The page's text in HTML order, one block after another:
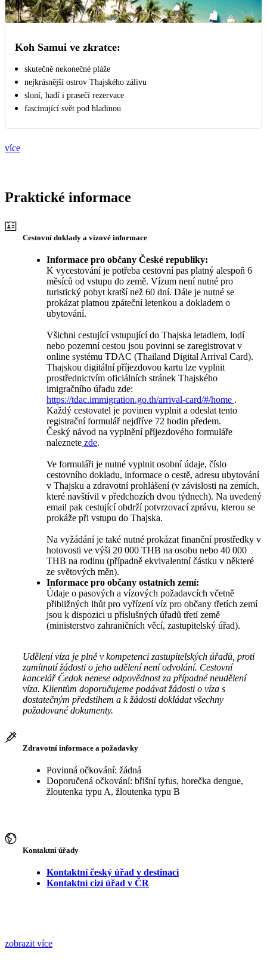
Koh Samui ve zkratce:
skutečně nekonečné pláže
nejkrásnější ostrov Thajského zálivu
sloní, hadí i prasečí rezervace
fascinující svět pod hladinou
více
Praktické informace
Cestovní doklady a vízové informace
Informace pro občany České republiky:
K vycestování je potřeba cestovní pas platný alespoň 6
měsíců od vstupu do země. Vízum není nutné pro
turistický pobyt kratší než 60 dní. Dále je nutné se
prokázat platnou zpáteční letenkou a dokladem o
ubytování.
Všichni cestující vstupující do Thajska letadlem, lodí
nebo pozemní cestou jsou povinni se zaregistrovat v
online systému TDAC (Thailand Digital Arrival Card).
Thajskou digitální příjezdovou kartu lze vyplnit
prostřednictvím oficiálních stránek Thajského
imigračního úřadu zde:
https://tdac.immigration.go.th/arrival-card/#/home .
Každý cestovatel je povinen vyplnit a odeslat tento
registrační formulář nejdříve 72 hodin předem.
Český návod na vyplnění příjezdového formuláře
naleznete zde.
Ve formuláři je nutné vyplnit osobní údaje, číslo
cestovního dokladu, informace o cestě, adresu ubytování
v Thajsku a zdravotní prohlášení (v závislosti na zemích,
které navštívil v předchozích dvou týdnech). Na uvedený
email pak cestující obdrží potvrzovací zprávu, kterou se
prokáže při vstupu do Thajska.
Na vyžádání je také nutné prokázat finanční prostředky v
hotovosti ve výši 20 000 THB na osobu nebo 40 000
THB na rodinu (případně ekvivalentní částku v některé
ze světových měn).
Informace pro občany ostatních zemí:
Údaje o pasových a vízových požadavcích včetně
přibližných lhůt pro vyřízení víz pro občany třetích zemí
jsou k dispozici u příslušných úřadů třetí země
(ministerstvo zahraničních věcí, zastupitelský úřad).
Udělení víza je plně v kompetenci zastupitelských úřadů, proti
zamítnutí žádosti o jeho udělení není odvolání. Cestovní
kancelář Čedok nenese odpovědnost za případné neudělení
víza. Klientům doporučujeme podávat žádosti o víza s
dostatečným předstihem a k žádosti dokládat všechny
požadované dokumenty.
Zdravotní informace a požadavky
Povinná očkování: žádná
Doporučená očkování: břišní tyfus, horečka dengue,
žloutenka typu A, žloutenka typu B
Kontaktní úřady
Kontaktní český úřad v destinaci
Kontaktní cizí úřad v ČR
zobrazit více